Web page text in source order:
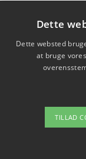
Sådan får du
Om
Dette
Dette websted
at bruge
TILLAD